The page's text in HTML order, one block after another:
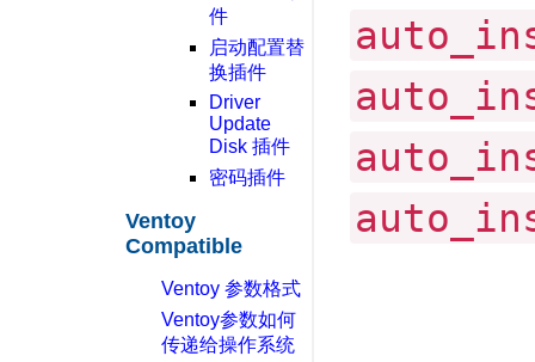
件
启动配置替
换插件
Driver
Update
Disk 插件
密码插件
Ventoy
Compatible
Ventoy 参数格式
Ventoy参数如何
传递给操作系统